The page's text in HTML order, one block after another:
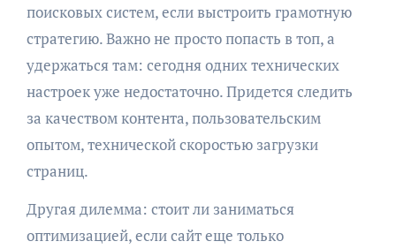
поисковых систем, если выстроить грамотную
стратегию. Важно не просто попасть в топ, а
удержаться там: сегодня одних технических
настроек уже недостаточно. Придется следить
за качеством контента, пользовательским
опытом, технической скоростью загрузки
страниц.
Другая дилемма: стоит ли заниматься
оптимизацией, если сайт еще только